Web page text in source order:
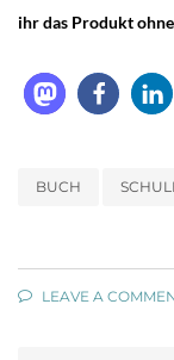
ihr das Produkt
BUCH
LEAVE A